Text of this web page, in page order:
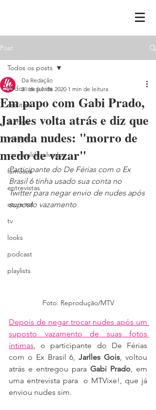
Post
Todos os posts
realities
ih,miga
música
carnavaldesalvador
famosos
entrevistas
etc-e-tal
tv
looks
podcast
playlists
Todos os posts
Em papo com Gabi Prado,
Jarlles volta atrás e diz que
manda nudes: "morro de
medo de vazar"
Da Redação
21 de jul. de 2020 1 min de leitura
Participante do De Férias com o Ex
Brasil 6 tinha usado sua conta no
Twitter para negar envio de nudes após
suposto vazamento
Foto: Reprodução/MTV
Depois de negar trocar nudes após um
suposto vazamento de suas fotos
íntimas, o participante do De Férias
com o Ex Brasil 6, Jarlles Gois, voltou
atrás e entregou para Gabi Prado, em
uma entrevista para  o MTVixe!, que já
enviou nudes sim.